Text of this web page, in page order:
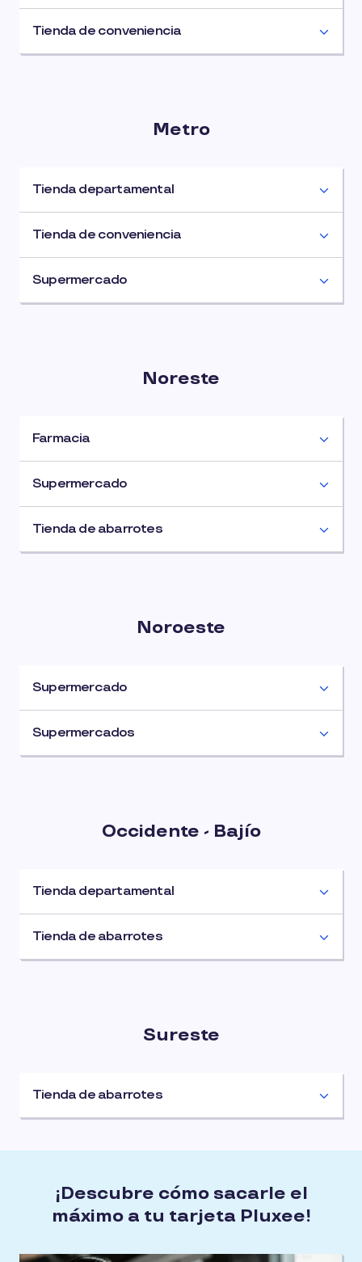
Tienda de conveniencia
Metro
Tienda departamental
Tienda de conveniencia
Supermercado
Noreste
Farmacia
Supermercado
Tienda de abarrotes
Noroeste
Supermercado
Supermercados
Occidente - Bajío
Tienda departamental
Tienda de abarrotes
Sureste
Tienda de abarrotes
¡Descubre cómo sacarle el
máximo a tu tarjeta Pluxee!